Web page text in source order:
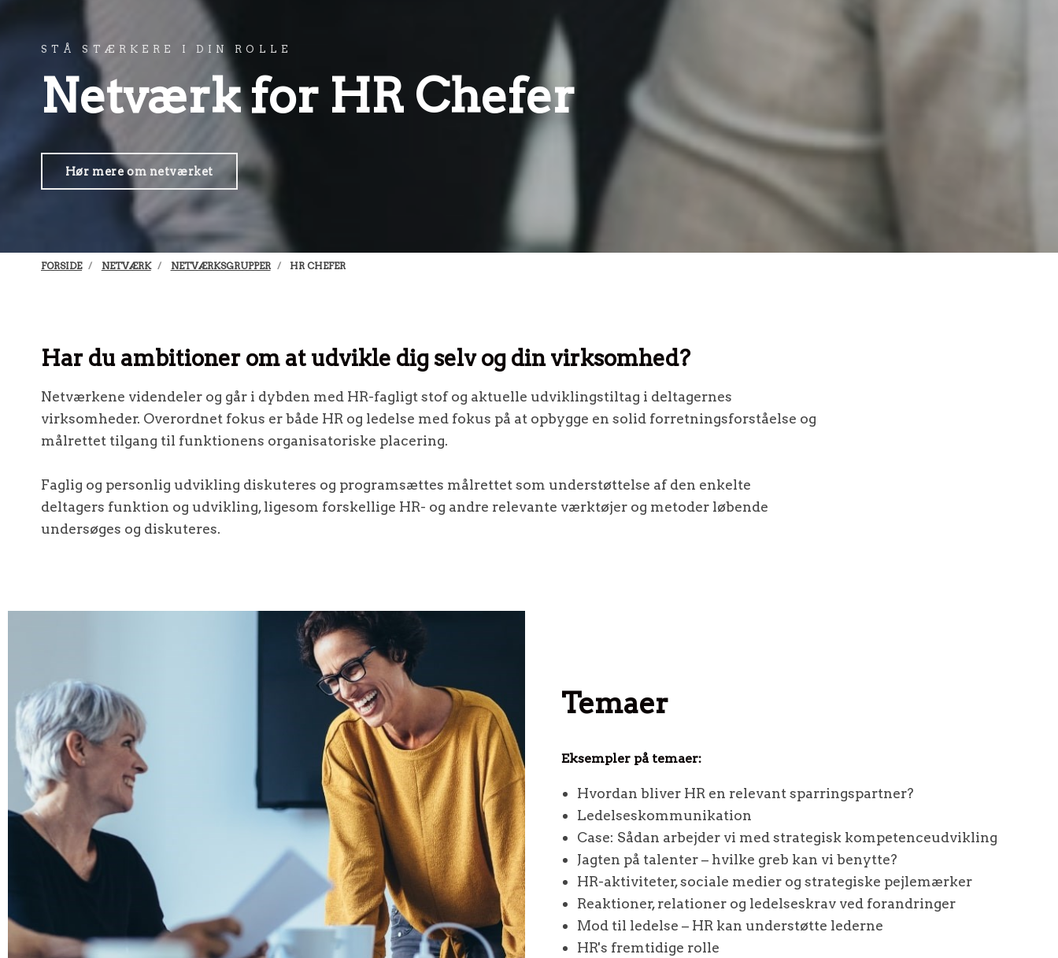
STÅ STÆRKERE I DIN ROLLE
Netværk for HR Chefer
Hør mere om netværket
FORSIDE NETVÆRK NETVÆRKSGRUPPER HR CHEFER
Har du ambitioner om at udvikle dig selv og din virksomhed?
Netværkene videndeler og går i dybden med HR-fagligt stof og aktuelle udviklingstiltag i deltagernes
virksomheder. Overordnet fokus er både HR og ledelse med fokus på at opbygge en solid forretningsforståelse og
målrettet tilgang til funktionens organisatoriske placering.
Faglig og personlig udvikling diskuteres og programsættes målrettet som understøttelse af den enkelte
deltagers funktion og udvikling, ligesom forskellige HR- og andre relevante værktøjer og metoder løbende
undersøges og diskuteres.
Temaer
Eksempler på temaer:
Hvordan bliver HR en relevant sparringspartner?
Ledelseskommunikation
Case: Sådan arbejder vi med strategisk kompetenceudvikling
Jagten på talenter – hvilke greb kan vi benytte?
HR-aktiviteter, sociale medier og strategiske pejlemærker
Reaktioner, relationer og ledelseskrav ved forandringer
Mod til ledelse – HR kan understøtte lederne
HR's fremtidige rolle